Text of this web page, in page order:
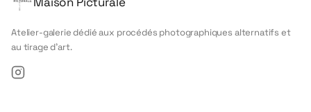
Atelier-galerie dédié aux procédés photographiques alternatifs et
au tirage d'art.